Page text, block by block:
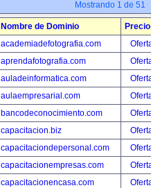
Mostrando 1 de 51
Nombre de Dominio
Precio
academiadefotografia.com
aprendafotografia.com
auladeinformatica.com
aulaempresarial.com
bancodeconocimiento.com
capacitacion.biz
capacitaciondepersonal.com
capacitacionempresas.com
capacitacionencasa.com